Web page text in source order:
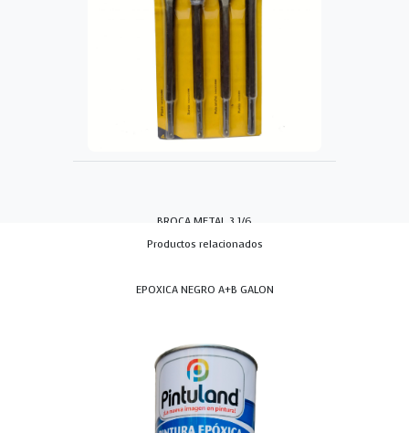
BROCA METAL 3 1/6
Productos relacionados
EPOXICA NEGRO A+B GALON